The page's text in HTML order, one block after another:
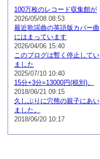
100万枚のレコード収集館が
2026/05/08 08:53
最近歌謡曲の英語版カバー曲
にはまっています
2026/04/06 15:40
このブログは暫く停止してい
ました
2025/07/10 10:40
15分+3分=13000円(税別)。
2018/06/21 09:15
久しぶりに穴熊の親子にあい
ました。
2018/06/20 10:17